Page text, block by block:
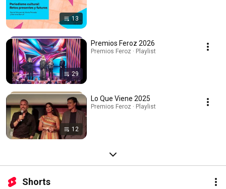
13
29
Premios Feroz 2026
Premios Feroz · Playlist
12
Lo Que Viene 2025
Premios Feroz · Playlist
Shorts